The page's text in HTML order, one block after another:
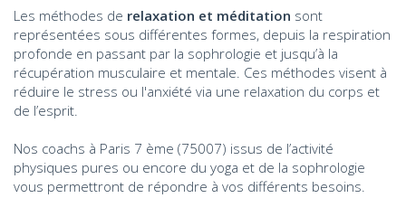
Les méthodes de relaxation et méditation sont
représentées sous différentes formes, depuis la respiration
profonde en passant par la sophrologie et jusqu’à la
récupération musculaire et mentale. Ces méthodes visent à
réduire le stress ou l'anxiété via une relaxation du corps et
de l’esprit.
Nos coachs à Paris 7 ème (75007) issus de l’activité
physiques pures ou encore du yoga et de la sophrologie
vous permettront de répondre à vos différents besoins.